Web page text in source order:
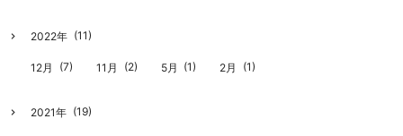
2022年 (11)
12月 (7) 11月 (2) 5月 (1) 2月 (1)
2021年 (19)